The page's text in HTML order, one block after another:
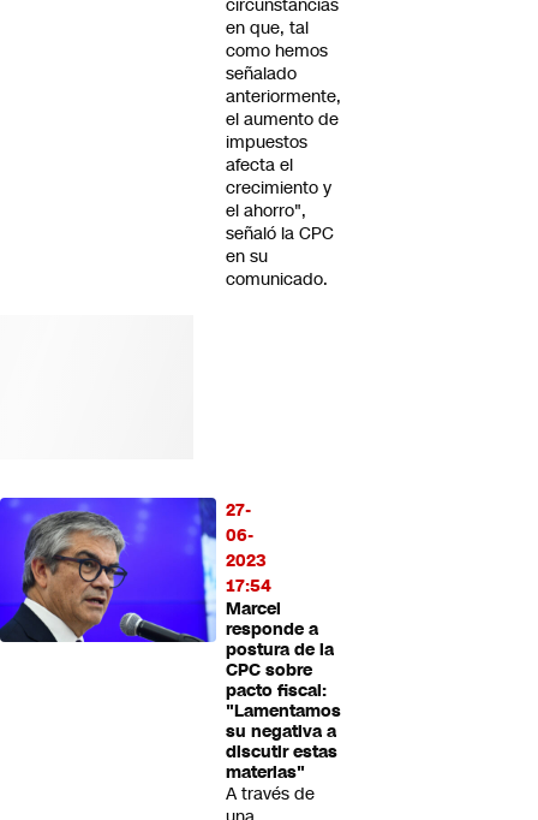
circunstancias
en que, tal
como hemos
señalado
anteriormente,
el aumento de
impuestos
afecta el
crecimiento y
el ahorro",
señaló la CPC
en su
comunicado.
27-
06-
2023
17:54
Marcel
responde a
postura de la
CPC sobre
pacto fiscal:
"Lamentamos
su negativa a
discutir estas
materias"
A través de